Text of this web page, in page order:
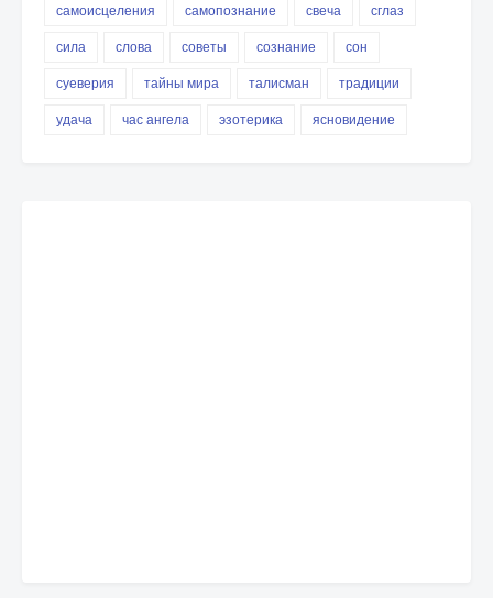
самоисцеления
самопознание свеча
сглаз
сила
слова советы сознание
сон
суеверия
тайны мира талисман
традиции
удача
час ангела эзотерика ясновидение